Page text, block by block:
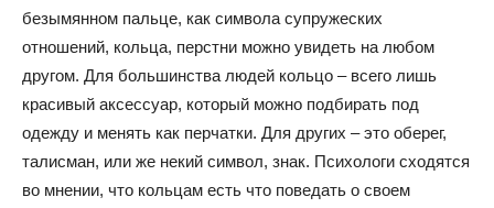
безымянном пальце, как символа супружеских
отношений, кольца, перстни можно увидеть на любом
другом. Для большинства людей кольцо – всего лишь
красивый аксессуар, который можно подбирать под
одежду и менять как перчатки. Для других – это оберег,
талисман, или же некий символ, знак. Психологи сходятся
во мнении, что кольцам есть что поведать о своем